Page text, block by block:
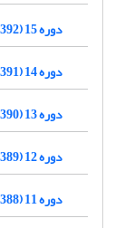
دوره 15 (1392)
دوره 14 (1391)
دوره 13 (1390)
دوره 12 (1389)
دوره 11 (1388)